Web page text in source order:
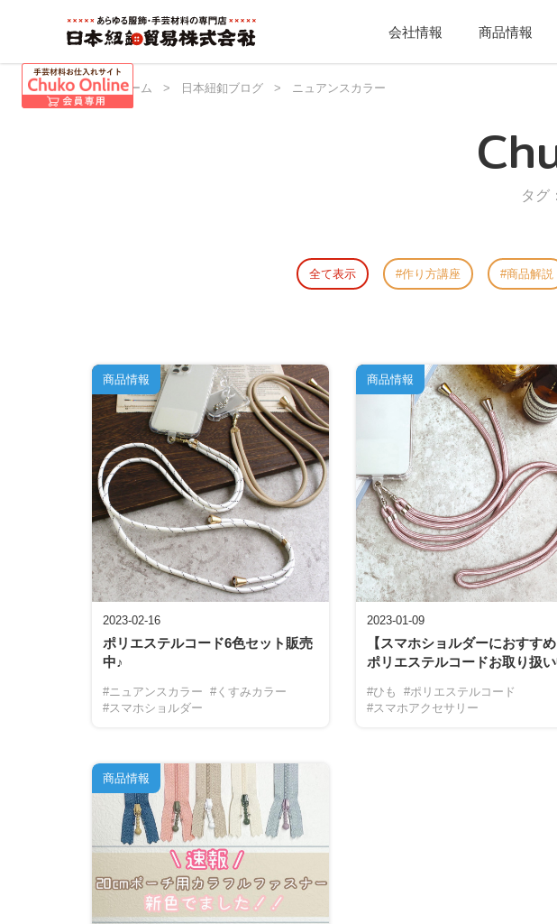
会社情報 商品情報
日本紐釦 ホーム > 日本紐釦ブログ > ニュアンスカラー
タグ
全て表示 作り方講座 商品解説
2023-02-16
ポリエステルコード6色セット販売
中♪
#ニュアンスカラー #くすみカラー
#スマホショルダー
商品情報
2023-01-09
【スマホショルダーにおすすめ
ポリエステルコードお取り扱
#ひも
#ポリエステルコード
#スマホアクセサリー
商品情報
商品情報